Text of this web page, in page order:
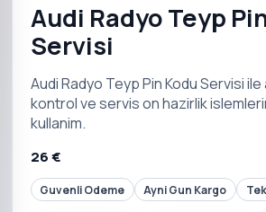
Audi Radyo Teyp
Servisi
Audi Radyo Teyp Pin Kodu Servisi
kontrol ve servis on hazirlik
kullanim.
26 €
Guvenli Odeme Ayni Gun Kargo